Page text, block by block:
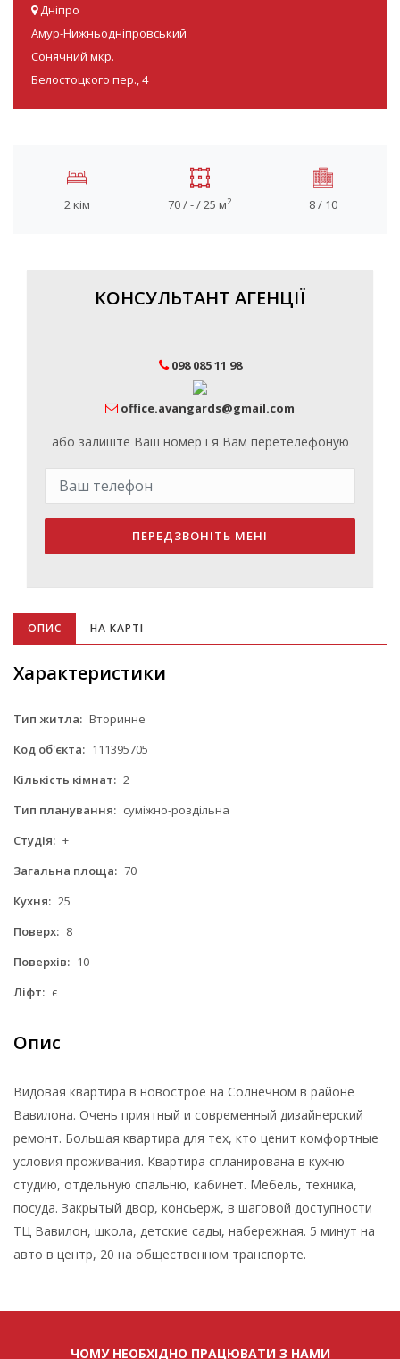
Дніпро
Амур-Нижньодніпровський
Сонячний мкр.
Белостоцкого пер., 4
2 кім 70 / - / 25 м2 8 / 10
КОНСУЛЬТАНТ АГЕНЦІЇ
098 085 11 98
office.avangards@gmail.com
або залиште Ваш номер і я Вам перетелефоную
ПЕРЕДЗВОНІТЬ МЕНІ
ОПИС НА КАРТІ
Характеристики
Тип житла: Вторинне
Код об'єкта: 111395705
Кількість кімнат: 2
Тип планування: суміжно-роздільна
Студія: +
Загальна площа: 70
Кухня: 25
Поверх: 8
Поверхів: 10
Ліфт: є
Опис
Видовая квартира в новострое на Солнечном в районе
Вавилона. Очень приятный и современный дизайнерский
ремонт. Большая квартира для тех, кто ценит комфортные
условия проживания. Квартира спланирована в кухню-
студию, отдельную спальню, кабинет. Мебель, техника,
посуда. Закрытый двор, консьерж, в шаговой доступности
ТЦ Вавилон, школа, детские сады, набережная. 5 минут на
авто в центр, 20 на общественном транспорте.
ЧОМУ НЕОБХІДНО ПРАЦЮВАТИ З НАМИ